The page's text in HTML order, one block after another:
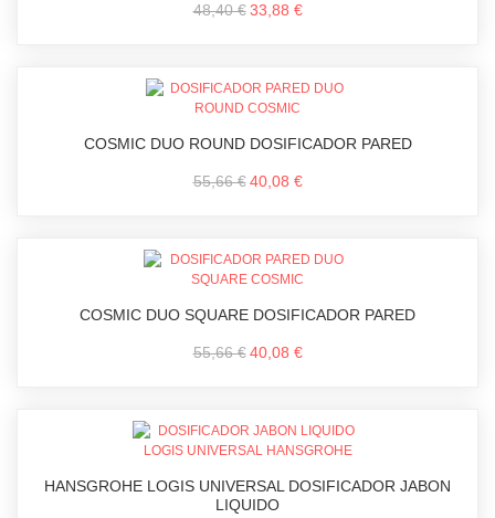
48,40 € 33,88 €
COSMIC DUO ROUND DOSIFICADOR PARED
55,66 € 40,08 €
COSMIC DUO SQUARE DOSIFICADOR PARED
55,66 € 40,08 €
HANSGROHE LOGIS UNIVERSAL DOSIFICADOR JABON
LIQUIDO